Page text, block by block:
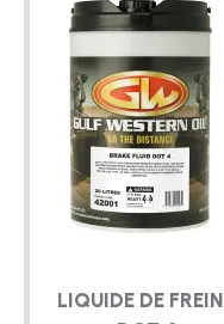
LIQUIDE DE FREIN